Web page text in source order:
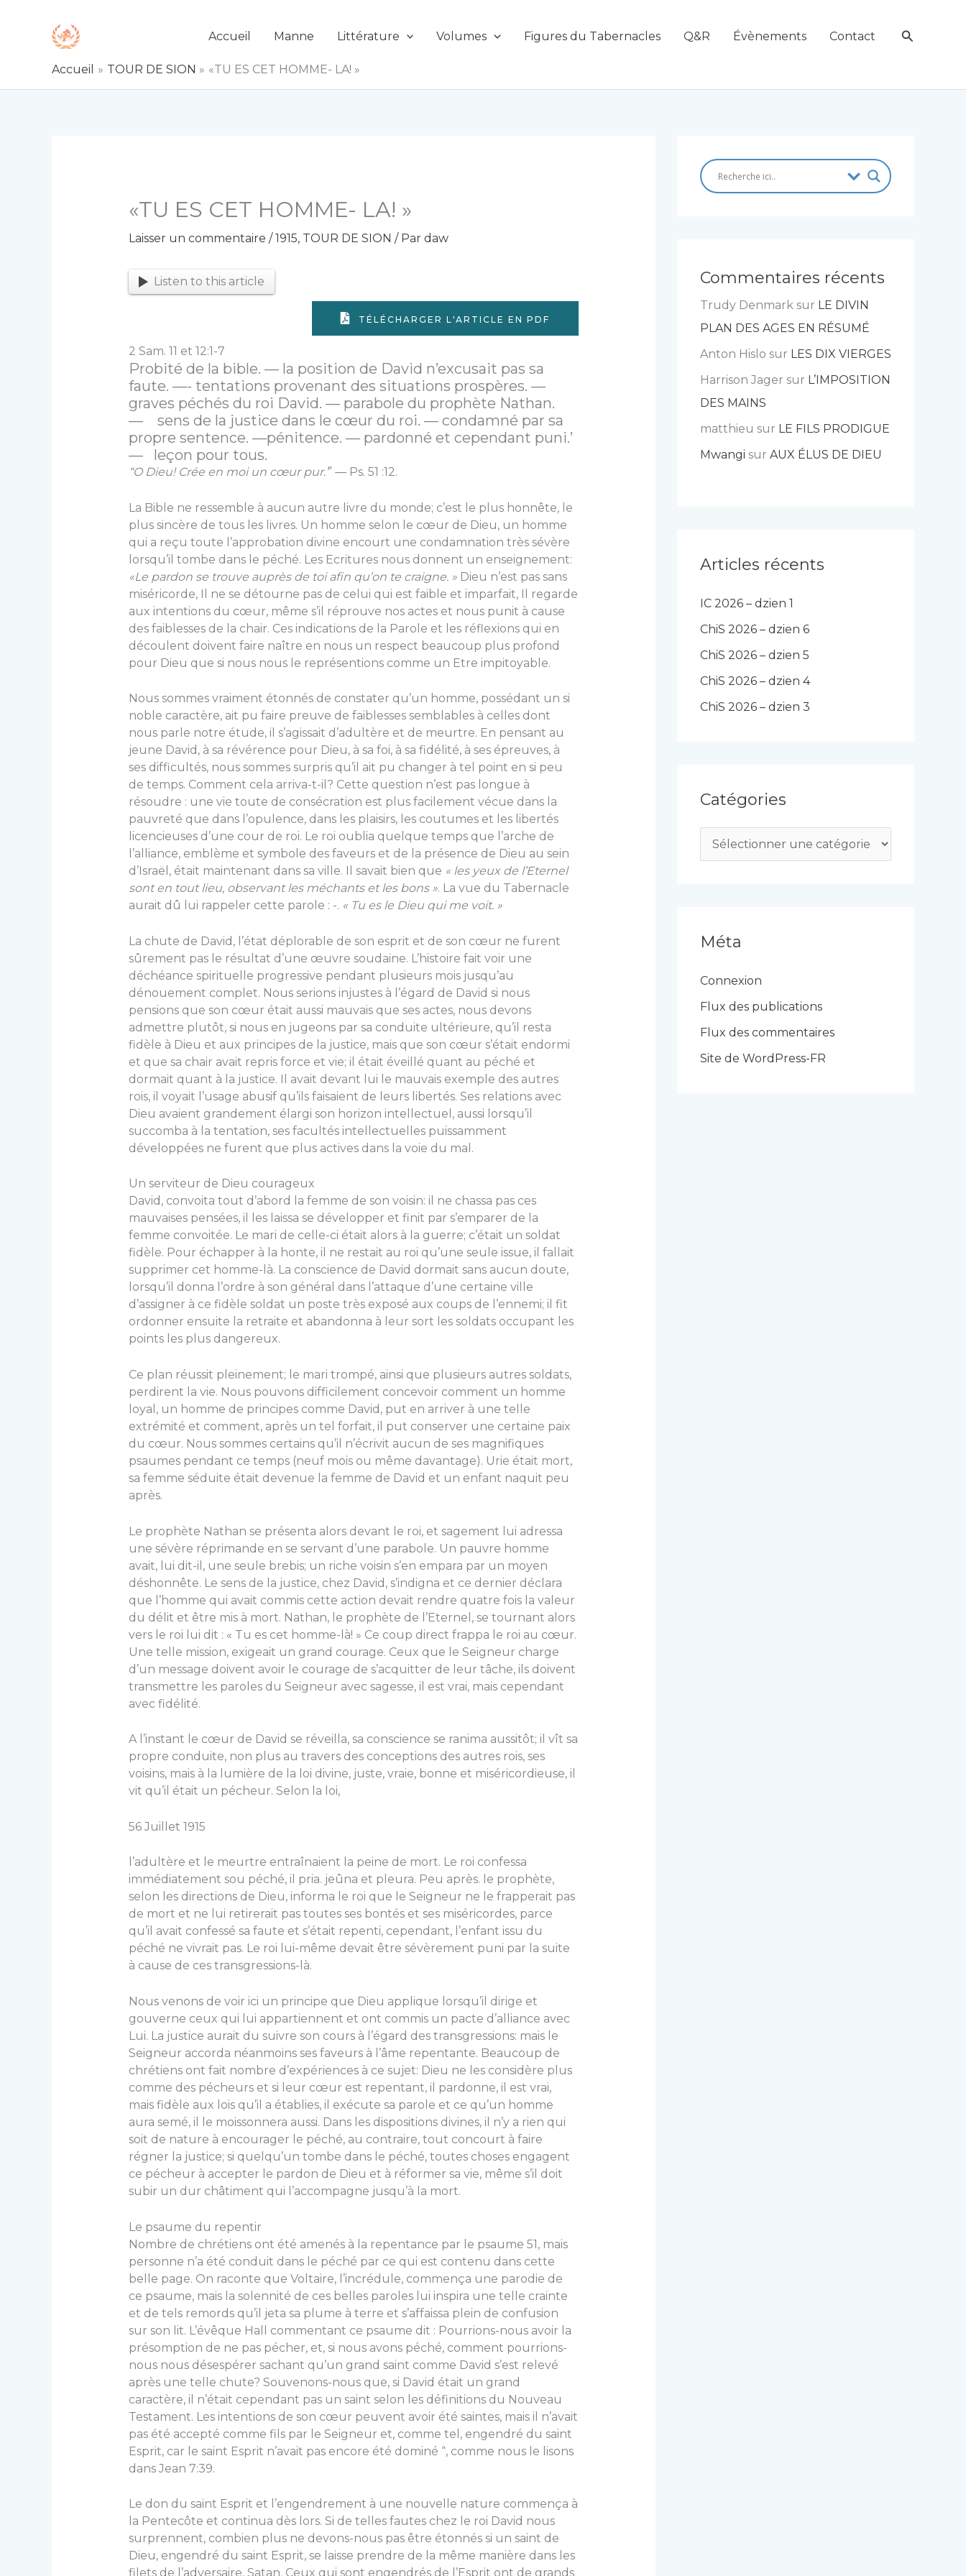
Accueil Manne Littérature Volumes Figures du Tabernacles Q&R Évènements Contact
Accueil TOUR DE SION «TU ES CET HOMME- LA! »
«TU ES CET HOMME- LA! »
Laisser un commentaire / 1915, TOUR DE SION / Par daw
Listen to this article
TÉLÉCHARGER L'ARTICLE EN PDF
2 Sam. 11 et 12:1-7
Probité de la bible. — la position de David n’excusait pas sa
faute. —- tentations provenant des situations prospères. —
graves péchés du roi David. — parabole du prophète Nathan.
— sens de la justice dans le cœur du roi. — condamné par sa
propre sentence. —pénitence. — pardonné et cependant puni.’
— leçon pour tous.
“O Dieu! Crée en moi un cœur pur.’” — Ps. 51 :12.
La Bible ne ressemble à aucun autre livre du monde; c’est le plus honnête, le
plus sincère de tous les livres. Un homme selon le cœur de Dieu, un homme
qui a reçu toute l’approbation divine encourt une condamnation très sévère
lorsqu’il tombe dans le péché. Les Ecritures nous donnent un enseignement:
«Le pardon se trouve auprès de toi afin qu’on te craigne. »Dieu n’est pas sans
misé­ricorde, Il ne se détourne pas de celui qui est faible et imparfait, Il regarde
aux intentions du cœur, même s’il réprouve nos actes et nous punit à cause
des faiblesses de la chair. Ces indications de la Parole et les réflexions qui en
découlent doivent faire naître en nous un respect beaucoup plus profond
pour Dieu que si nous nous le représentions comme un Etre impitoyable.
Nous sommes vraiment étonnés de constater qu’un homme, possédant un si
noble caractère, ait pu faire preuve de faiblesses semblables à celles dont
nous parle notre étude, il s’agissait d’adultère et de meurtre. En pensant au
jeune David, à sa révérence pour Dieu, à sa foi, à sa fidélité, à ses épreuves, à
ses difficultés, nous sommes surpris qu’il ait pu changer à tel point en si peu
de temps. Comment cela arriva-t-il? Cette question n’est pas longue à
résoudre : une vie toute de consécra­tion est plus facilement vécue dans la
pauvreté que dans l’opulence, dans les plaisirs, les coutumes et les libertés
licencieuses d’une cour de roi. Le roi oublia quelque temps que l’arche de
l’alliance, emblème et symbole des faveurs et de la présence de Dieu au sein
d’Israël, était maintenant dans sa ville. Il savait bien que « les yeux de l’Eternel
sont en tout lieu, observant les méchants et les bons ». La vue du Tabernacle
aurait dû lui rappeler cette parole : -. « Tu es le Dieu qui me voit. »
La chute de David, l’état déplorable de son esprit et de son cœur ne furent
sûrement pas le résultat d’une œuvre soudaine. L’histoire fait voir une
déchéance spirituelle progressive pendant plusieurs mois jusqu’au
dénouement complet. Nous serions injustes à l’égard de David si nous
pensions que son cœur était aussi mauvais que ses actes, nous devons
admettre plutôt, si nous en jugeons par sa conduite ultérieure, qu’il resta
fidèle à Dieu et aux principes de la justice, mais que son cœur s’était endormi
et que sa chair avait repris force et vie; il était éveillé quant au péché et
dormait quant à la justice. Il avait devant lui le mauvais exemple des autres
rois, il voyait l’usage abusif qu’ils faisaient de leurs libertés. Ses relations avec
Dieu avaient gran­dement élargi son horizon intellectuel, aussi lorsqu’il
succomba à la tentation, ses facultés intellectuelles puis­samment
développées ne furent que plus actives dans la voie du mal.
Un serviteur de Dieu courageux
David, convoita tout d’abord la femme de son voisin: il ne chassa pas ces
mauvaises pensées, il les laissa se développer et finit par s’emparer de la
femme convoitée. Le mari de celle-ci était alors à la guerre; c’était un soldat
fidèle. Pour échapper à la honte, il ne restait au roi qu’une seule issue, il fallait
supprimer cet homme-là. La conscience de David dormait sans aucun doute,
lors­qu’il donna l’ordre à son général dans l’attaque d’une certaine ville
d’assigner à ce fidèle soldat un poste très exposé aux coups de l’ennemi; il fit
ordonner ensuite la retraite et abandonna à leur sort les soldats occupant les
points les plus dangereux.
Ce plan réussit pleinement; le mari trompé, ainsi que plusieurs autres soldats,
perdirent la vie. Nous pouvons difficilement concevoir comment un homme
loyal, un homme de principes comme David, put en arriver à une telle
extrémité et comment, après un tel forfait, il put conserver une certaine paix
du cœur. Nous sommes certains qu’il n’écrivit aucun de ses magnifiques
psaumes pendant ce temps (neuf mois ou même davantage). Urie était mort,
sa femme séduite était devenue la femme de David et un enfant naquit peu
après.
Le prophète Nathan se présenta alors devant le roi, et sagement lui adressa
une sévère réprimande en se ser­vant d’une parabole. Un pauvre homme
avait, lui dit-il, une seule brebis; un riche voisin s’en empara par un moyen
déshonnête. Le sens de la justice, chez David, s’indigna et ce dernier déclara
que l’homme qui avait commis cette action devait rendre quatre fois la valeur
du délit et être mis à mort. Nathan, le prophète de l’Eternel, se tournant alors
vers le roi lui dit : « Tu es cet homme-là! » Ce coup direct frappa le roi au cœur.
Une telle mission, exigeait un grand courage. Ceux que le Seigneur charge
d’un message doivent avoir le cou­rage de s’acquitter de leur tâche, ils doivent
transmettre les paroles du Seigneur avec sagesse, il est vrai, mais cependant
avec fidélité.
A l’instant le cœur de David se réveilla, sa conscience se ranima aussitôt; il vît sa
propre conduite, non plus au travers des conceptions des autres rois, ses
voisins, mais à la lumière de la loi divine, juste, vraie, bonne et miséricordieuse, il
vit qu’il était un pécheur. Selon la loi,
56 Juillet 1915
l’adultère et le meurtre entraînaient la peine de mort. Le roi confessa
immédiatement sou péché, il pria. jeûna et pleura. Peu après. le prophète,
selon les directions de Dieu, informa le roi que le Seigneur ne le frapperait pas
de mort et ne lui retirerait pas toutes ses bontés et ses miséricordes, parce
qu’il avait confessé sa faute et s’était repenti, cependant, l’enfant issu du
péché ne vivrait pas. Le roi lui-même devait être sévèrement puni par la suite
à cause de ces transgressions-là.
Nous venons de voir ici un principe que Dieu applique lorsqu’il dirige et
gouverne ceux qui lui appartiennent et ont commis un pacte d’alliance avec
Lui. La justice aurait du suivre son cours à l’égard des transgressions: mais le
Seigneur accorda néanmoins ses faveurs à l’âme repen­tante. Beaucoup de
chrétiens ont fait nombre d’expé­riences à ce sujet: Dieu ne les considère plus
comme des pécheurs et si leur cœur est repentant, il pardonne, il est vrai,
mais fidèle aux lois qu’il a établies, il exécute sa parole et ce qu’un homme
aura semé, il le moissonnera aussi. Dans les dispositions divines, il n’y a rien qui
soit de nature à encourager le péché, au contraire, tout concourt à faire
régner la justice; si quelqu’un tombe dans le péché, toutes choses engagent
ce pécheur à accepter le pardon de Dieu et à réformer sa vie, même s’il doit
subir un dur châtiment qui l’accompagne jusqu’à la mort.
Le psaume du repentir
Nombre de chrétiens ont été amenés à la repentance par le psaume 51, mais
personne n’a été conduit dans le péché par ce qui est contenu dans cette
belle page. On raconte que Voltaire, l’incrédule, commença une parodie de
ce psaume, mais la solennité de ces belles paroles lui inspira une telle crainte
et de tels remords qu’il jeta sa plume à terre et s’affaissa plein de confusion
sur son lit. L’évêque Hall commentant ce psaume dit : Pourrions-nous avoir la
présomption de ne pas pécher, et, si nous avons péché, comment pourrions-
nous nous désespérer sachant qu’un grand saint comme David s’est relevé
après une telle chute? Souvenons-nous que, si David était un grand
caractère, il n’était cependant pas un saint selon les définitions du Nouveau
Testament. Les intentions de son cœur peuvent avoir été saintes, mais il n’avait
pas été accepté comme fils par le Seigneur et, comme tel, en­gendré du saint
Esprit, car le saint Esprit n’avait pas encore été dominé “, comme nous le lisons
dans Jean 7:39.
Le don du saint Esprit et l’engendrement à une nou­velle nature commença à
la Pentecôte et continua dès lors. Si de telles fautes chez le roi David nous
surpren­nent, combien plus ne devons-nous pas être étonnés si un saint de
Dieu, engendré du saint Esprit, se laisse prendre de la même manière dans les
filets de l’adver­saire, Satan. Ceux qui sont engendrés de l’Esprit ont de grands
Commentaires récents
Trudy Denmark sur LE DIVIN
PLAN DES AGES EN RÉSUMÉ
Anton Hislo sur LES DIX VIERGES
Harrison Jager sur L’IMPOSITION
DES MAINS
matthieu sur LE FILS PRODIGUE
Mwangi sur AUX ÉLUS DE DIEU
Articles récents
IC 2026 – dzien 1
ChiS 2026 – dzien 6
ChiS 2026 – dzien 5
ChiS 2026 – dzien 4
ChiS 2026 – dzien 3
Catégories
a
r
i
Méta
Connexion
Flux des publications
Flux des commentaires
Site de WordPress-FR